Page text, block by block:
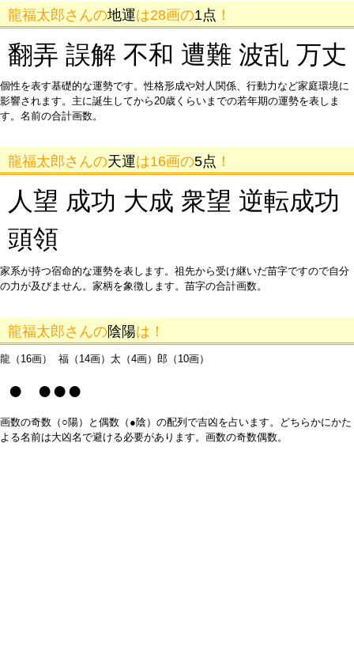
龍福太郎さんの地運は28画の1点 ！
翻弄 誤解 不和 遭難 波乱 万丈
個性を表す基礎的な運勢です。性格形成や対人関係、行動力など家庭環境に
影響されます。主に誕生してから20歳くらいまでの若年期の運勢を表しま
す。名前の合計画数。
龍福太郎さんの天運は16画の5点 ！
人望 成功 大成 衆望 逆転成功
頭領
家系が持つ宿命的な運勢を表します。祖先から受け継いだ苗字ですので自分
の力が及びません。家柄を象徴します。苗字の合計画数。
龍福太郎さんの陰陽は！
龍（16画） 福（14画）太（4画）郎（10画）
● ●●●
画数の奇数（○陽）と偶数（●陰）の配列で吉凶を占います。どちらかにかた
よる名前は大凶名で避ける必要があります。画数の奇数偶数。